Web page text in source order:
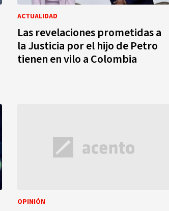
ACTUALIDAD
Las revelaciones prometidas a
la Justicia por el hijo de Petro
tienen en vilo a Colombia
OPINIÓN